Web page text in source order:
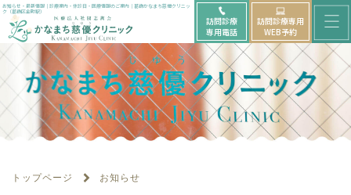
お知らせ・最新情報｜診療案内・休診日・医療情報のご案内｜葛飾かなまち慈優クリニッ
ク（葛飾区金町駅）
訪問診療
専用電話
訪問診療専用
WEB予約
メ
ニ
ュ
ー
を
開
く
トップページ お知らせ